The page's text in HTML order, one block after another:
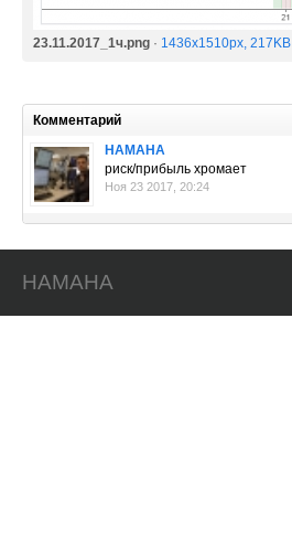
23.11.2017_1ч.png · 1436x1510px, 217KB
Комментарий
HAMAHA
риск/прибыль хромает
Ноя 23 2017, 20:24
HAMAHA